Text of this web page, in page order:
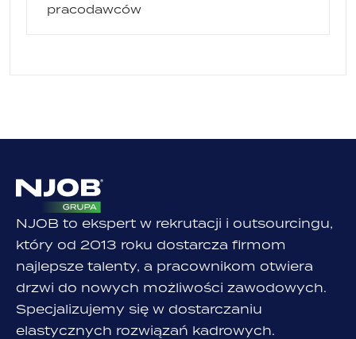
pracodawców
NJOB to ekspert w rekrutacji i outsourcingu,
który od 2013 roku dostarcza firmom
najlepsze talenty, a pracownikom otwiera
drzwi do nowych możliwości zawodowych.
Specjalizujemy się w dostarczaniu
elastycznych rozwiązań kadrowych.